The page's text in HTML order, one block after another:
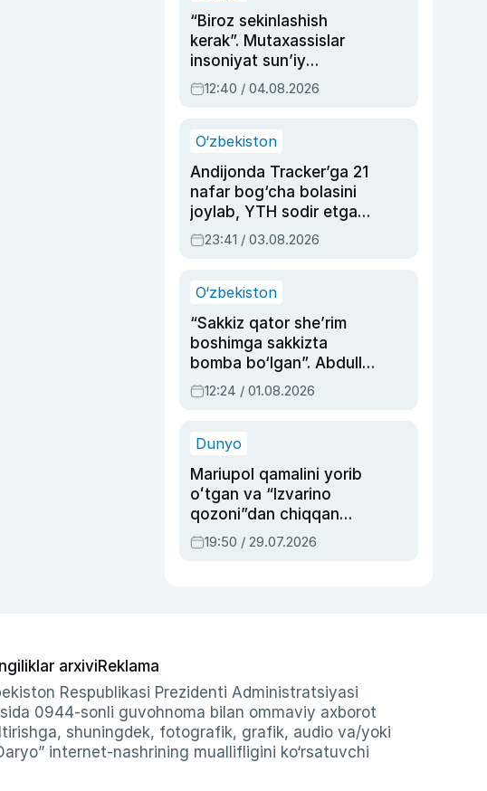
“Biroz sekinlashish
kerak”. Mutaxassislar
insoniyat sun’iy
intellektni boshqara
olmay qolishidan xavotir
12:40 / 04.08.2026
O‘zbekiston
Andijonda Tracker’ga 21
nafar bog‘cha bolasini
joylab, YTH sodir etgan
ayolga sud hukmi o‘qildi
23:41 / 03.08.2026
O‘zbekiston
“Sakkiz qator she’rim
boshimga sakkizta
bomba bo‘lgan”. Abdulla
Oripovni siyosiy
ayblovlardan asrab
12:24 / 01.08.2026
Dunyo
Mariupol qamalini yorib
oʻtgan va “Izvarino
qozoni”dan chiqqan
qahramon — Ukraina
armiyasi bosh
19:50 / 29.07.2026
arxiviReklama
Respublikasi Prezidenti Administratsiyasi
0944-sonli guvohnoma bilan ommaviy axborot
shuningdek, fotografik, grafik, audio va/yoki
internet-nashrining muallifligini ko‘rsatuvchi